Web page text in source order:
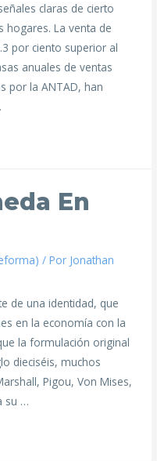
claras de cierto
hogares. La venta de
por ciento superior al
anuales de ventas
por la ANTAD, han
En
/ Por Jonathan
de una identidad, que
en la economía con la
la formulación original
dieciséis, muchos
Pigou, Von Mises,
su …